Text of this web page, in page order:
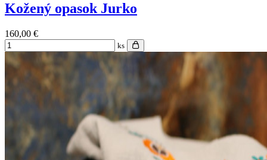
Kožený opasok Jurko
160,00 €
ks